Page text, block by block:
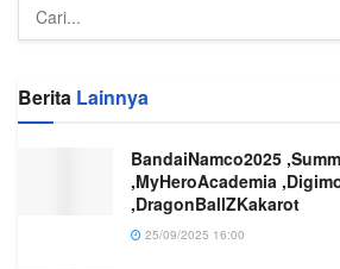
Berita Lainnya
BandaiNamco2025
,MyHeroAcademia
,DragonBallZKakarot
25/09/2025 16:00